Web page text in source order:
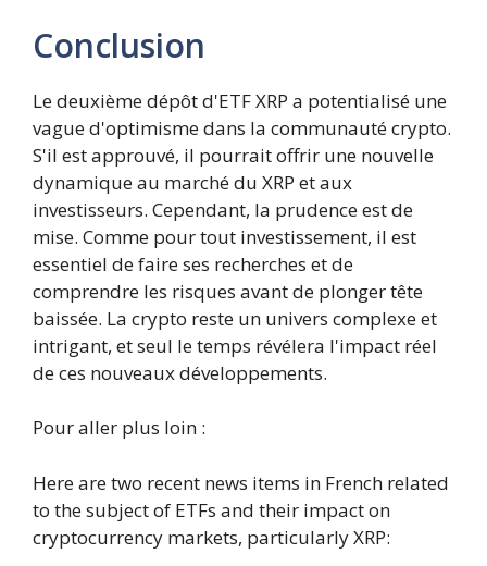
Conclusion
Le deuxième dépôt d'ETF XRP a potentialisé une
vague d'optimisme dans la communauté crypto.
S'il est approuvé, il pourrait offrir une nouvelle
dynamique au marché du XRP et aux
investisseurs. Cependant, la prudence est de
mise. Comme pour tout investissement, il est
essentiel de faire ses recherches et de
comprendre les risques avant de plonger tête
baissée. La crypto reste un univers complexe et
intrigant, et seul le temps révélera l'impact réel
de ces nouveaux développements.
Pour aller plus loin :
Here are two recent news items in French related
to the subject of ETFs and their impact on
cryptocurrency markets, particularly XRP: